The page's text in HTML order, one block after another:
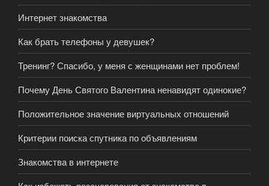
Интернет знакомства
Как брать телефоны у девушек?
Тренинг? Спасибо, у меня с женщинами нет проблем!
Почему День Святого Валентина ненавидят одинокие?
Положительное значение виртуальных отношений
Критерии поиска спутника по объявлениям
Знакомства в интернете